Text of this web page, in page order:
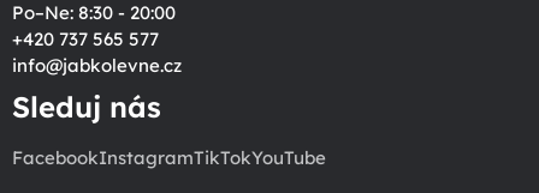
Po–Ne: 8:30 - 20:00
+420 737 565 577
info@jabkolevne.cz
Sleduj nás
FacebookInstagramTikTokYouTube